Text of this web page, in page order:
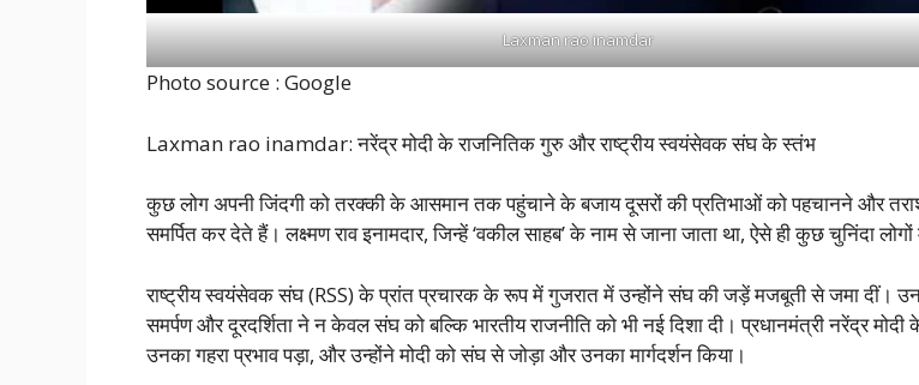
Laxman rao inamdar
Photo source : Google
Laxman rao inamdar: नरेंद्र मोदी के राजनितिक गुरु और राष्ट्रीय स्वयंसेवक संघ के स्तंभ
कुछ लोग अपनी जिंदगी को तरक्की के आसमान तक पहुंचाने के बजाय दूसरों की प्रतिभाओं को पहचानने और
समर्पित कर देते हैं। लक्ष्मण राव इनामदार, जिन्हें ‘वकील साहब’ के नाम से जाना जाता था, ऐसे ही कुछ चुनिंदा
राष्ट्रीय स्वयंसेवक संघ (RSS) के प्रांत प्रचारक के रूप में गुजरात में उन्होंने संघ की जड़ें मजबूती से जमा दीं।
समर्पण और दूरदर्शिता ने न केवल संघ को बल्कि भारतीय राजनीति को भी नई दिशा दी। प्रधानमंत्री नरेंद्र मोदी
उनका गहरा प्रभाव पड़ा, और उन्होंने मोदी को संघ से जोड़ा और उनका मार्गदर्शन किया।